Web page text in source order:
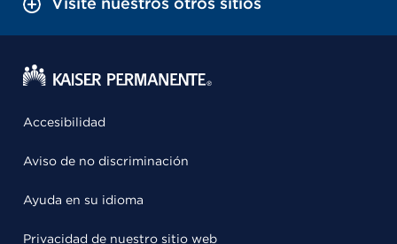
Accesibilidad
Aviso de no discriminación
Ayuda en su idioma
Privacidad de nuestro sitio web